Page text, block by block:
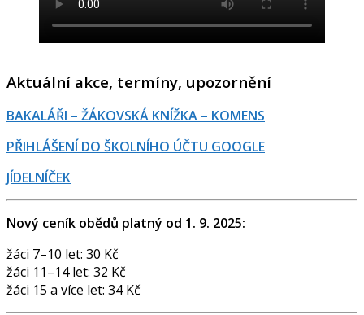
Aktuální akce, termíny, upozornění
BAKALÁŘI – ŽÁKOVSKÁ KNÍŽKA – KOMENS
PŘIHLÁŠENÍ DO ŠKOLNÍHO ÚČTU GOOGLE
JÍDELNÍČEK
Nový ceník obědů platný od 1. 9. 2025:
žáci 7–10 let: 30 Kč
žáci 11–14 let: 32 Kč
žáci 15 a více let: 34 Kč